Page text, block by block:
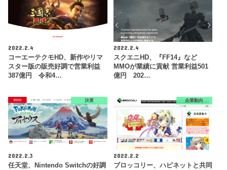
2022.2.4
コーエーテクモHD、新作やリマ
スター版の販売好調で営業利益
387億円 令和4…
2022.2.4
スクエニHD、『FF14』など
MMOが業績に貢献 営業利益501
億円 202…
決算
2022.2.3
任天堂、Nintendo Switchの好調
企業動向
2022.2.2
ブロッコリー、ハピネットと共同